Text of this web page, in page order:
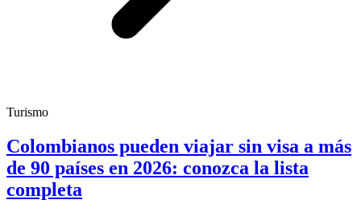
Turismo
Colombianos pueden viajar sin visa a más
de 90 países en 2026: conozca la lista
completa